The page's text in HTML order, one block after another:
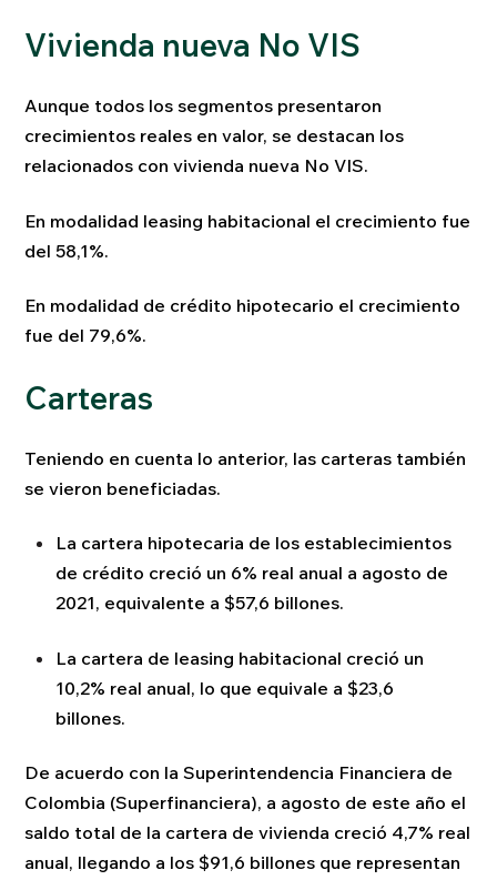
Vivienda nueva No VIS
Aunque todos los segmentos presentaron
crecimientos reales en valor, se destacan los
relacionados con vivienda nueva No VIS.
En modalidad leasing habitacional el crecimiento fue
del 58,1%.
En modalidad de crédito hipotecario el crecimiento
fue del 79,6%.
Carteras
Teniendo en cuenta lo anterior, las carteras también
se vieron beneficiadas.
La cartera hipotecaria de los establecimientos
de crédito creció un 6% real anual a agosto de
2021, equivalente a $57,6 billones.
La cartera de leasing habitacional creció un
10,2% real anual, lo que equivale a $23,6
billones.
De acuerdo con la Superintendencia Financiera de
Colombia (Superfinanciera), a agosto de este año el
saldo total de la cartera de vivienda creció 4,7% real
anual, llegando a los $91,6 billones que representan